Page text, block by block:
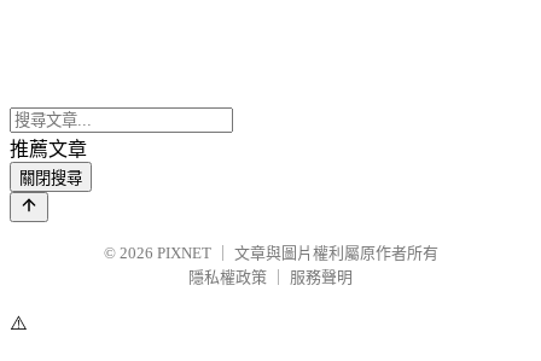
推薦文章
關閉搜尋
© 2026 PIXNET
文章與圖片權利屬原作者所有
隱私權政策
服務聲明
⚠️